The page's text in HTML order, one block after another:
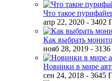
Что такое
апр 22, 2020 - 3402
Как выбрать
нояб 28, 2019 -
Новинки в мире
сен 24, 2018 - 3645